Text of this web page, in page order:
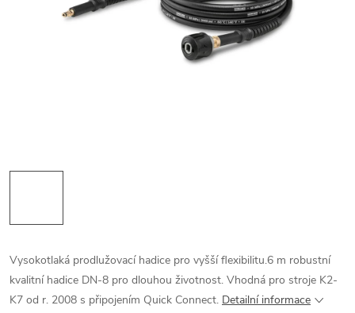
Vysokotlaká prodlužovací hadice pro vyšší flexibilitu.6 m robustní
kvalitní hadice DN-8 pro dlouhou životnost. Vhodná pro stroje K2-
K7 od r. 2008 s připojením Quick Connect. Detailní informace